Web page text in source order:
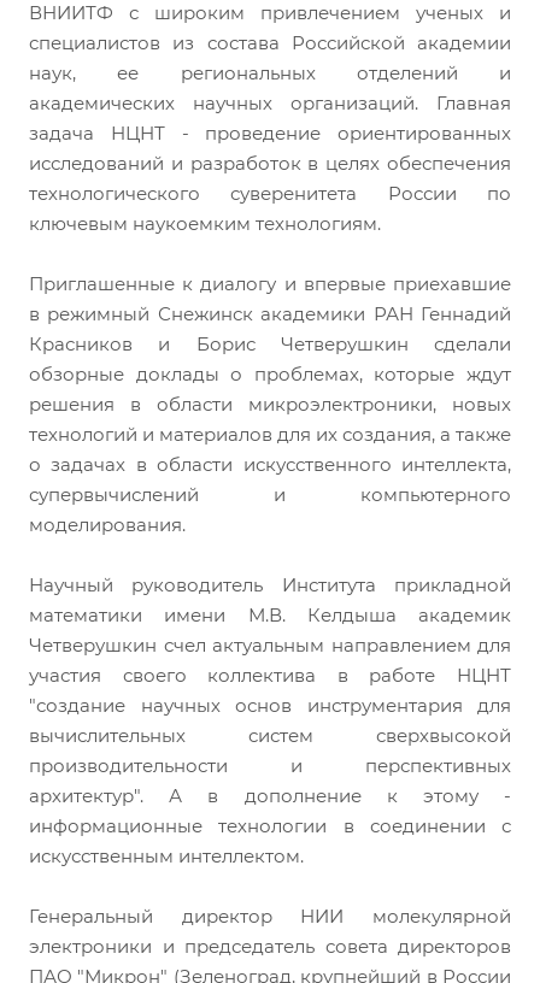
ВНИИТФ с широким привлечением ученых и
специалистов из состава Российской академии
наук, ее региональных отделений и
академических научных организаций. Главная
задача НЦНТ - проведение ориентированных
исследований и разработок в целях обеспечения
технологического суверенитета России по
ключевым наукоемким технологиям.
Приглашенные к диалогу и впервые приехавшие
в режимный Снежинск академики РАН Геннадий
Красников и Борис Четверушкин сделали
обзорные доклады о проблемах, которые ждут
решения в области микроэлектроники, новых
технологий и материалов для их создания, а также
о задачах в области искусственного интеллекта,
супервычислений и компьютерного
моделирования.
Научный руководитель Института прикладной
математики имени М.В. Келдыша академик
Четверушкин счел актуальным направлением для
участия своего коллектива в работе НЦНТ
"создание научных основ инструментария для
вычислительных систем сверхвысокой
производительности и перспективных
архитектур". А в дополнение к этому -
информационные технологии в соединении с
искусственным интеллектом.
Генеральный директор НИИ молекулярной
электроники и председатель совета директоров
ПАО "Микрон" (Зеленоград, крупнейший в России